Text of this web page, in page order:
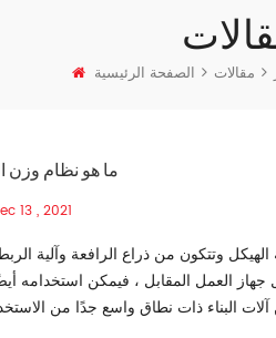
الصفحة الرئيسية مقالات
ما هو نظام وزن
13 , 2021
وتتكون من ذراع الرافعة وآلية
جهاز العمل المقابل ، فيمكن استخدامه